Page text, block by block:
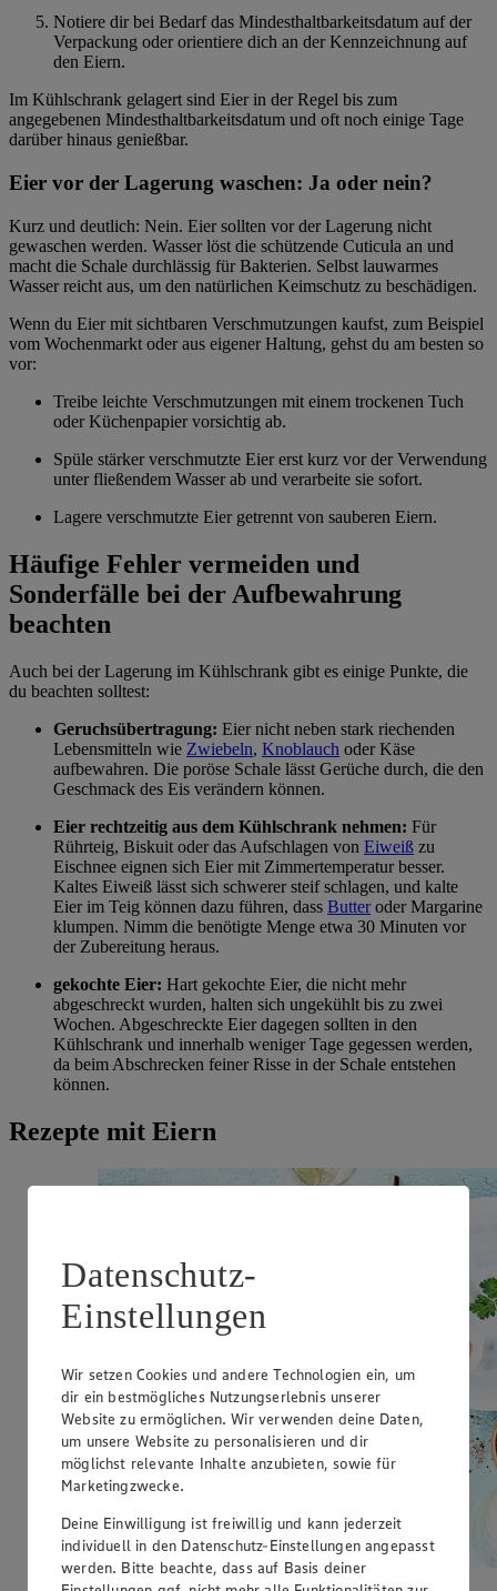
Notiere dir bei Bedarf das Mindesthaltbarkeitsdatum auf der
Verpackung oder orientiere dich an der Kennzeichnung auf
den Eiern.
Im Kühlschrank gelagert sind Eier in der Regel bis zum
angegebenen Mindesthaltbarkeitsdatum und oft noch einige Tage
darüber hinaus genießbar.
Eier vor der Lagerung waschen: Ja oder nein?
Kurz und deutlich: Nein. Eier sollten vor der Lagerung nicht
gewaschen werden. Wasser löst die schützende Cuticula an und
macht die Schale durchlässig für Bakterien. Selbst lauwarmes
Wasser reicht aus, um den natürlichen Keimschutz zu beschädigen.
Wenn du Eier mit sichtbaren Verschmutzungen kaufst, zum Beispiel
vom Wochenmarkt oder aus eigener Haltung, gehst du am besten so
vor:
Treibe leichte Verschmutzungen mit einem trockenen Tuch
oder Küchenpapier vorsichtig ab.
Spüle stärker verschmutzte Eier erst kurz vor der Verwendung
unter fließendem Wasser ab und verarbeite sie sofort.
Lagere verschmutzte Eier getrennt von sauberen Eiern.
Häufige Fehler vermeiden und
Sonderfälle bei der Aufbewahrung
beachten
Auch bei der Lagerung im Kühlschrank gibt es einige Punkte, die
du beachten solltest:
Geruchsübertragung: Eier nicht neben stark riechenden
Lebensmitteln wie Zwiebeln, Knoblauch oder Käse
aufbewahren. Die poröse Schale lässt Gerüche durch, die den
Geschmack des Eis verändern können.
Eier rechtzeitig aus dem Kühlschrank nehmen: Für
Rührteig, Biskuit oder das Aufschlagen von Eiweiß zu
Eischnee eignen sich Eier mit Zimmertemperatur besser.
Kaltes Eiweiß lässt sich schwerer steif schlagen, und kalte
Eier im Teig können dazu führen, dass Butter oder Margarine
klumpen. Nimm die benötigte Menge etwa 30 Minuten vor
der Zubereitung heraus.
gekochte Eier: Hart gekochte Eier, die nicht mehr
abgeschreckt wurden, halten sich ungekühlt bis zu zwei
Wochen. Abgeschreckte Eier dagegen sollten in den
Kühlschrank und innerhalb weniger Tage gegessen werden,
da beim Abschrecken feiner Risse in der Schale entstehen
können.
Rezepte mit Eiern
Datenschutz-
Einstellungen
Wir setzen Cookies und andere Technologien ein, um
dir ein bestmögliches Nutzungserlebnis unserer
Website zu ermöglichen. Wir verwenden deine Daten,
um unsere Website zu personalisieren und dir
möglichst relevante Inhalte anzubieten, sowie für
Marketingzwecke.
Deine Einwilligung ist freiwillig und kann jederzeit
individuell in den Datenschutz-Einstellungen angepasst
werden. Bitte beachte, dass auf Basis deiner